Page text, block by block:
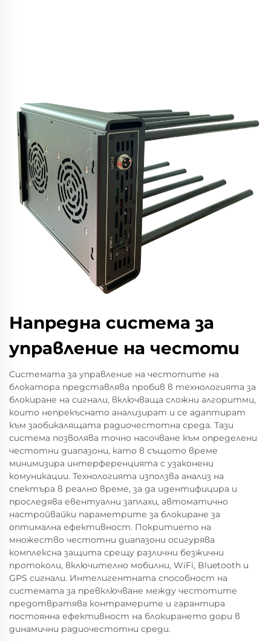
Напредна система за
управление на честоти
Системата за управление на честотите на
блокатора представлява пробив в технологията за
блокиране на сигнали, включваща сложни алгоритми,
които непрекъснато анализират и се адаптират
към заобикалящата радиочестотна среда. Тази
система позволява точно насочване към определени
честотни диапазони, като в същото време
минимизира интерференцията с узаконени
комуникации. Технологията използва анализ на
спектъра в реално време, за да идентифицира и
проследява евентуални заплахи, автоматично
настройвайки параметрите за блокиране за
оптимална ефективност. Покритието на
множество честотни диапазони осигурява
комплексна защита срещу различни безжични
протоколи, включително мобилни, WiFi, Bluetooth и
GPS сигнали. Интелигентната способност на
системата за превключване между честотите
предотвратява контрамерите и гарантира
постоянна ефективност на блокирането дори в
динамични радиочестотни среди.